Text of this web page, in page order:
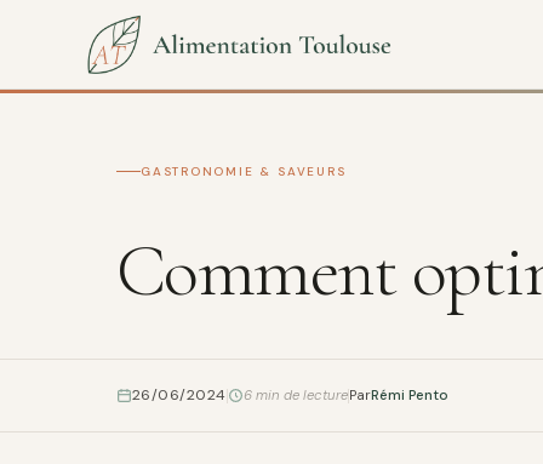
GASTRONOMIE & SAVEURS
Comment
26/06/2024 6 min de lectureParRémi Pento